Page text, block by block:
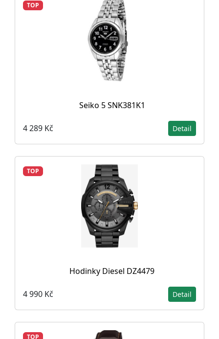
TOP
Seiko 5 SNK381K1
4 289 Kč Detail
TOP
Hodinky Diesel DZ4479
4 990 Kč Detail
TOP